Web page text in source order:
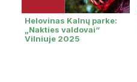
Helovinas Kalnų parke:
„Nakties valdovai“
Vilniuje 2025